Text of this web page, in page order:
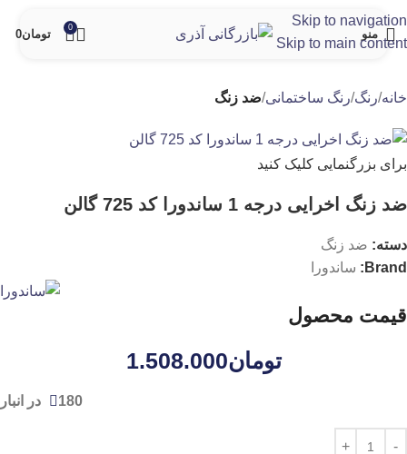
Skip to navigation
Skip to main content
منو
0
تومان0
خانه رنگ رنگ ساختمانی ضد زنگ
برای بزرگنمایی کلیک کنید
ضد زنگ اخرایی درجه 1 ساندورا کد 725 گالن
دسته: ضد زنگ
Brand:
ساندورا
قیمت محصول
تومان1.508.000
180 در انبار